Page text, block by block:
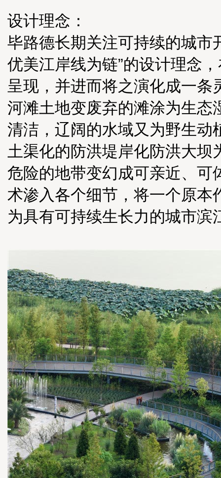
设计理念：
毕路德长期关注可持续的城市
优美江岸线为链”的设计理念
呈现，并进而将之演化成一
河滩土地变废弃的滩涂为生态
清洁，辽阔的水域又为野生动
土渠化的防洪堤岸化防洪大
危险的地带变幻成可亲近、可
术渗入各个细节，将一个原本
为具有可持续生长力的城市滨